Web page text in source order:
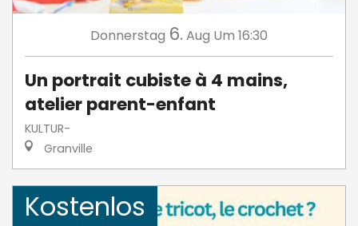
Donnerstag 6. Aug Um 16:30
Un portrait cubiste à 4 mains,
atelier parent-enfant
KULTUR-
Granville
Kostenlos